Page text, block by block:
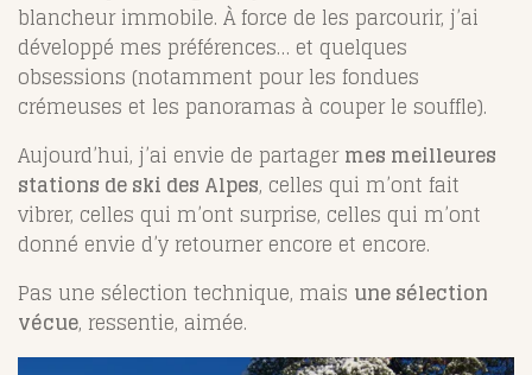
blancheur immobile. À force de les parcourir, j’ai
développé mes préférences… et quelques
obsessions (notamment pour les fondues
crémeuses et les panoramas à couper le souffle).
Aujourd’hui, j’ai envie de partagermes meilleures
stations de ski des Alpes, celles qui m’ont fait
vibrer, celles qui m’ont surprise, celles qui m’ont
donné envie d’y retourner encore et encore.
Pas une sélection technique, mais une sélection
vécue, ressentie, aimée.